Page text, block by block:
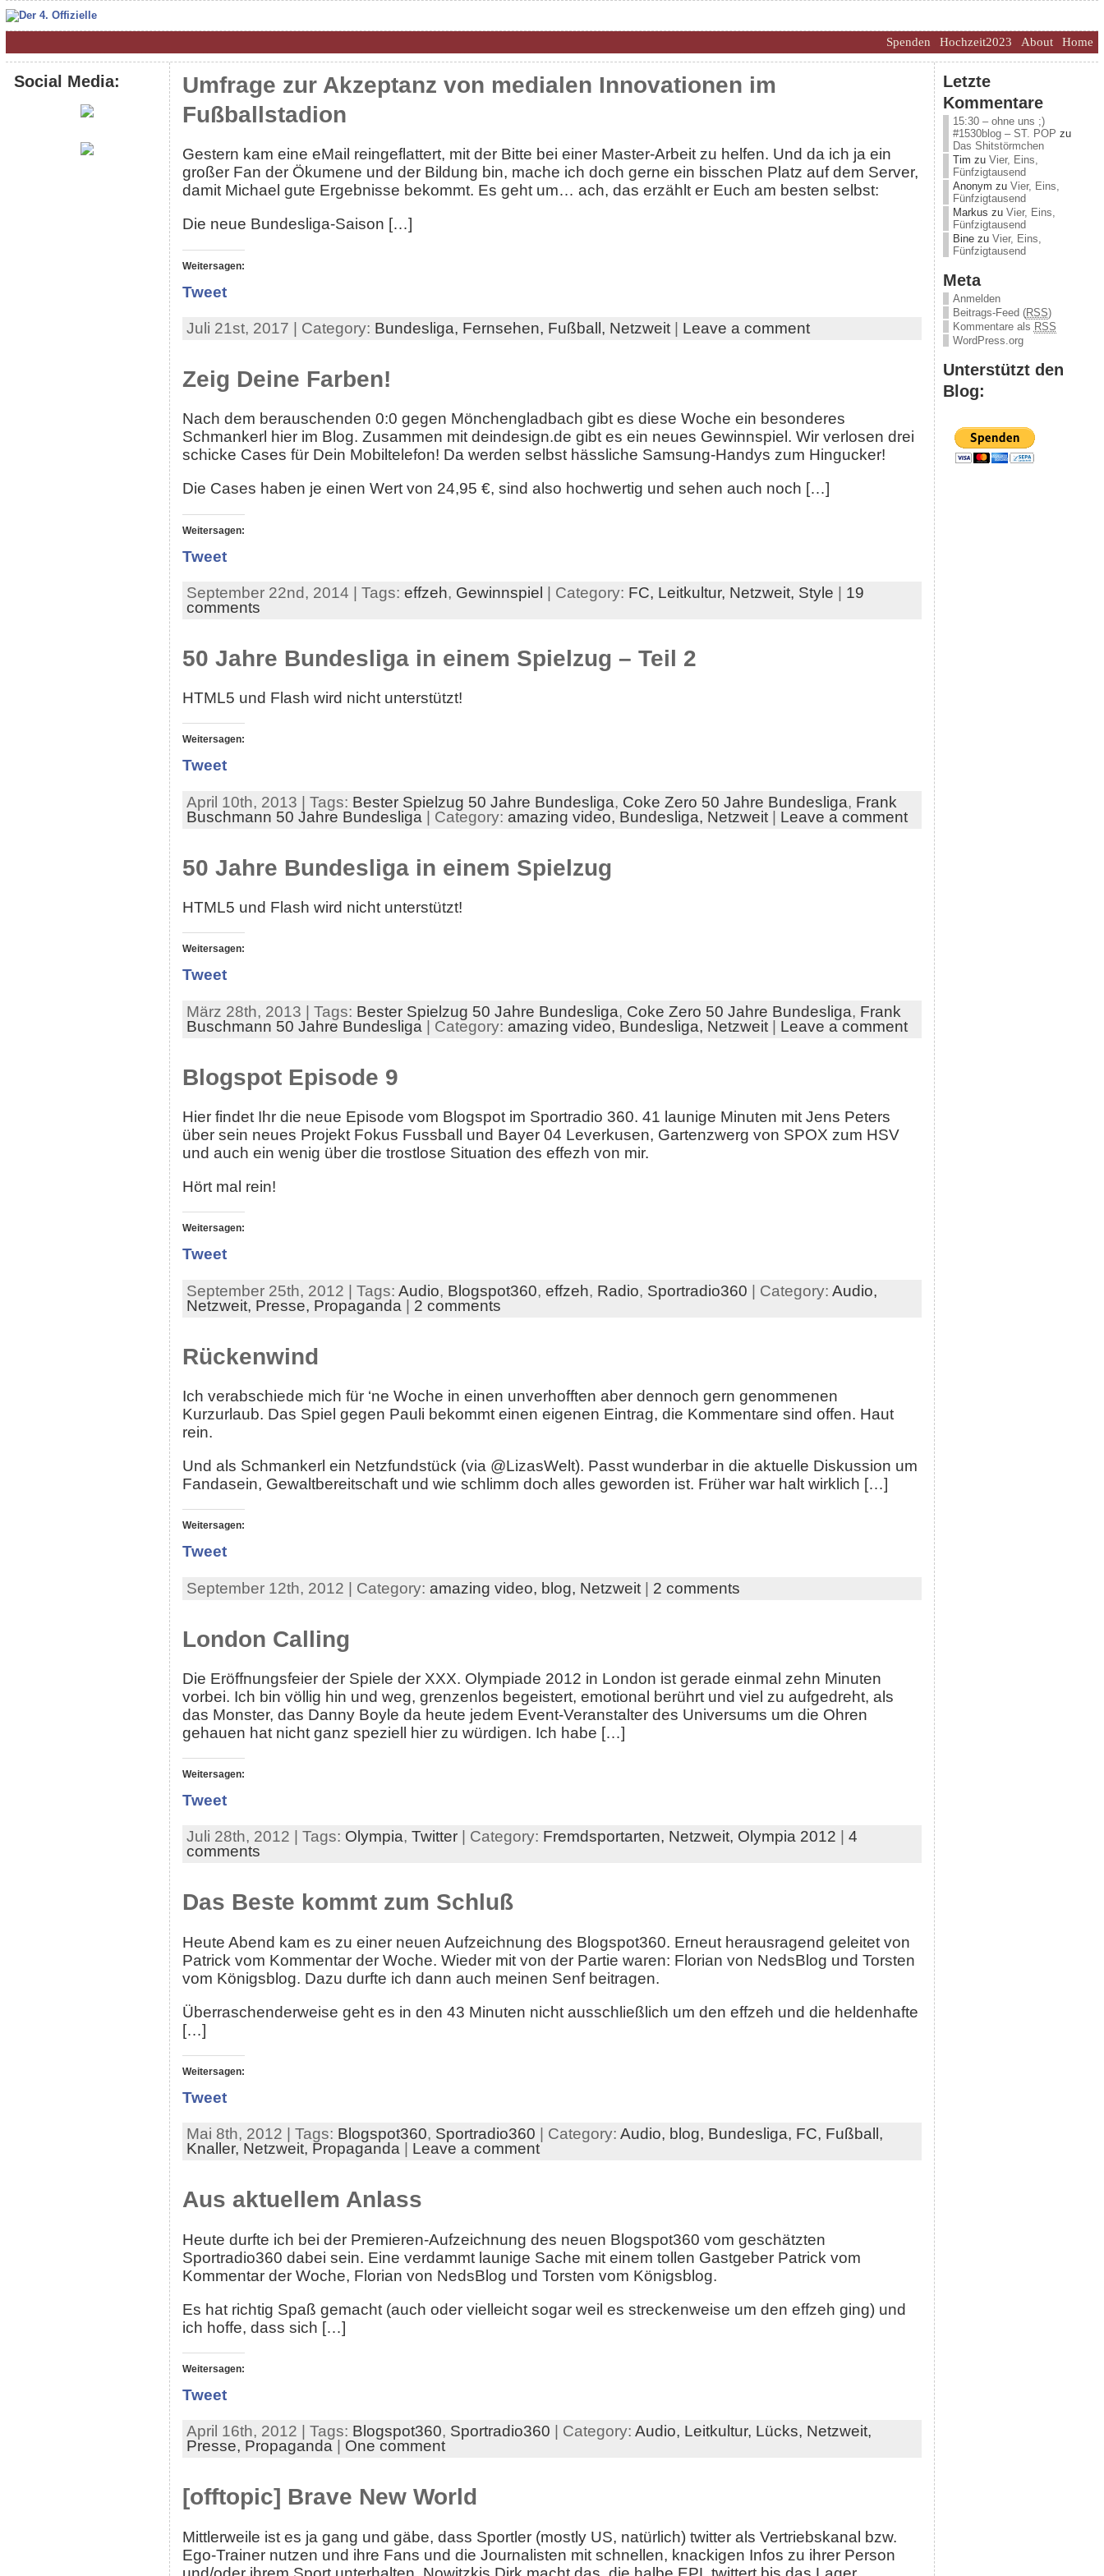
Home
About
Hochzeit2023
Spenden
Social Media:
Umfrage zur Akzeptanz von medialen Innovationen im
Fußballstadion
Gestern kam eine eMail reingeflattert, mit der Bitte bei einer Master-Arbeit zu helfen. Und da ich ja ein
großer Fan der Ökumene und der Bildung bin, mache ich doch gerne ein bisschen Platz auf dem Server,
damit Michael gute Ergebnisse bekommt. Es geht um… ach, das erzählt er Euch am besten selbst:
Die neue Bundesliga-Saison […]
Weitersagen:
Tweet
Juli 21st, 2017 | Category: Bundesliga, Fernsehen, Fußball, Netzweit| Leave a comment
Zeig Deine Farben!
Nach dem berauschenden 0:0 gegen Mönchengladbach gibt es diese Woche ein besonderes
Schmankerl hier im Blog. Zusammen mit deindesign.de gibt es ein neues Gewinnspiel. Wir verlosen drei
schicke Cases für Dein Mobiltelefon! Da werden selbst hässliche Samsung-Handys zum Hingucker!
Die Cases haben je einen Wert von 24,95 €, sind also hochwertig und sehen auch noch […]
Weitersagen:
Tweet
September 22nd, 2014 | Tags: effzeh, Gewinnspiel | Category: FC, Leitkultur, Netzweit, Style
19
comments
50 Jahre Bundesliga in einem Spielzug – Teil 2
HTML5 und Flash wird nicht unterstützt!
Weitersagen:
Tweet
April 10th, 2013 | Tags: Bester Spielzug 50 Jahre Bundesliga, Coke Zero 50 Jahre Bundesliga, Frank
Buschmann 50 Jahre Bundesliga | Category: amazing video, Bundesliga, Netzweit| Leave a comment
50 Jahre Bundesliga in einem Spielzug
HTML5 und Flash wird nicht unterstützt!
Weitersagen:
Tweet
März 28th, 2013 | Tags: Bester Spielzug 50 Jahre Bundesliga, Coke Zero 50 Jahre Bundesliga, Frank
Buschmann 50 Jahre Bundesliga | Category: amazing video, Bundesliga, Netzweit| Leave a comment
Blogspot Episode 9
Hier findet Ihr die neue Episode vom Blogspot im Sportradio 360. 41 launige Minuten mit Jens Peters
über sein neues Projekt Fokus Fussball und Bayer 04 Leverkusen, Gartenzwerg von SPOX zum HSV
und auch ein wenig über die trostlose Situation des effezh von mir.
Hört mal rein!
Weitersagen:
Tweet
September 25th, 2012 | Tags: Audio, Blogspot360, effzeh, Radio, Sportradio360 | Category: Audio,
Netzweit, Presse, Propaganda | 2 comments
Rückenwind
Ich verabschiede mich für ‘ne Woche in einen unverhofften aber dennoch gern genommenen
Kurzurlaub. Das Spiel gegen Pauli bekommt einen eigenen Eintrag, die Kommentare sind offen. Haut
rein.
Und als Schmankerl ein Netzfundstück (via @LizasWelt). Passt wunderbar in die aktuelle Diskussion um
Fandasein, Gewaltbereitschaft und wie schlimm doch alles geworden ist. Früher war halt wirklich […]
Weitersagen:
Tweet
September 12th, 2012 | Category: amazing video, blog, Netzweit| 2 comments
London Calling
Die Eröffnungsfeier der Spiele der XXX. Olympiade 2012 in London ist gerade einmal zehn Minuten
vorbei. Ich bin völlig hin und weg, grenzenlos begeistert, emotional berührt und viel zu aufgedreht, als
das Monster, das Danny Boyle da heute jedem Event-Veranstalter des Universums um die Ohren
gehauen hat nicht ganz speziell hier zu würdigen. Ich habe […]
Weitersagen:
Tweet
Juli 28th, 2012 | Tags: Olympia, Twitter| Category: Fremdsportarten, Netzweit, Olympia 2012
4
comments
Das Beste kommt zum Schluß
Heute Abend kam es zu einer neuen Aufzeichnung des Blogspot360. Erneut herausragend geleitet von
Patrick vom Kommentar der Woche. Wieder mit von der Partie waren: Florian von NedsBlog und Torsten
vom Königsblog. Dazu durfte ich dann auch meinen Senf beitragen.
Überraschenderweise geht es in den 43 Minuten nicht ausschließlich um den effzeh und die heldenhafte
[…]
Weitersagen:
Tweet
Mai 8th, 2012 | Tags: Blogspot360, Sportradio360 | Category: Audio, blog, Bundesliga, FC, Fußball,
Knaller, Netzweit, Propaganda| Leave a comment
Aus aktuellem Anlass
Heute durfte ich bei der Premieren-Aufzeichnung des neuen Blogspot360 vom geschätzten
Sportradio360 dabei sein. Eine verdammt launige Sache mit einem tollen Gastgeber Patrick vom
Kommentar der Woche, Florian von NedsBlog und Torsten vom Königsblog.
Es hat richtig Spaß gemacht (auch oder vielleicht sogar weil es streckenweise um den effzeh ging) und
ich hoffe, dass sich […]
Weitersagen:
Tweet
April 16th, 2012 | Tags: Blogspot360, Sportradio360 | Category: Audio, Leitkultur, Lücks, Netzweit,
Presse, Propaganda| One comment
[offtopic] Brave New World
Mittlerweile ist es ja gang und gäbe, dass Sportler (mostly US, natürlich) twitter als Vertriebskanal bzw.
Ego-Trainer nutzen und ihre Fans und die Journalisten mit schnellen, knackigen Infos zu ihrer Person
Letzte
Kommentare
15:30 – ohne uns ;)
#1530blog – ST. POP zu
Das Shitstörmchen
Tim zu Vier, Eins,
Fünfzigtausend
Anonym zu Vier, Eins,
Fünfzigtausend
Markus zu Vier, Eins,
Fünfzigtausend
Binezu Vier, Eins,
Fünfzigtausend
Meta
Anmelden
Beitrags-Feed (RSS)
Kommentare als RSS
WordPress.org
Unterstützt den
Blog: